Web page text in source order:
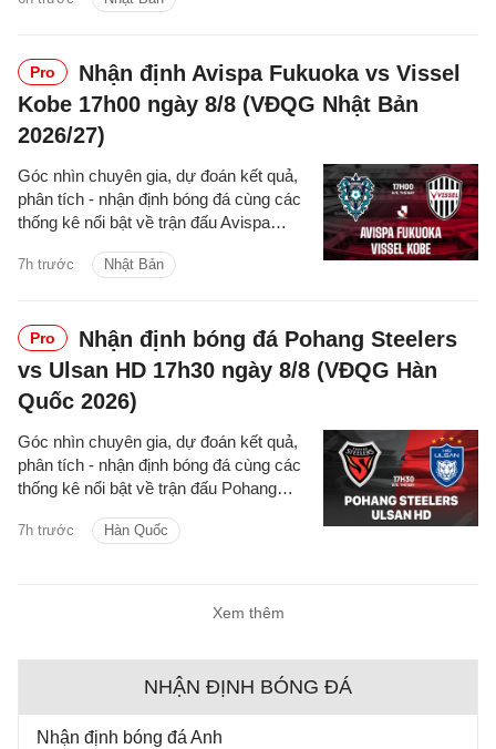
Pro
Nhận định Avispa Fukuoka vs Vissel
Kobe 17h00 ngày 8/8 (VĐQG Nhật Bản
2026/27)
7h trước Nhật Bản
Góc nhìn chuyên gia, dự đoán kết quả,
phân tích - nhận định bóng đá cùng các
thống kê nổi bật về trận đấu Avispa
VĐQG Nhật Bản hôm nay
Pro
Nhận định bóng đá Pohang Steelers
vs Ulsan HD 17h30 ngày 8/8 (VĐQG Hàn
Quốc 2026)
7h trước Hàn Quốc
Góc nhìn chuyên gia, dự đoán kết quả,
phân tích - nhận định bóng đá cùng các
thống kê nổi bật về trận đấu Pohang
Hàn Quốc 2026.
Xem thêm
NHẬN ĐỊNH BÓNG ĐÁ
Nhận định bóng đá Anh